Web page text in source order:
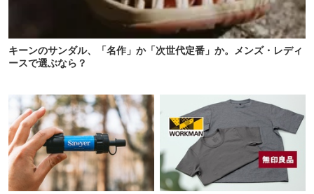
キーンのサンダル、「名作」か「次世代定番」か。メンズ・レディ
ースで選ぶなら？